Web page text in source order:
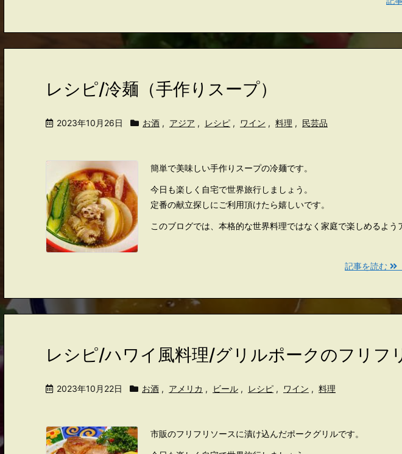
レシピ/冷麺（手作りスープ）
2023年10月26日 お酒 , アジア , レシピ , ワイン , 料理 , 民芸品
簡単で美味しい手作りスープの冷麺です。
今日も楽しく自宅で世界旅行しましょう。
定番の献立探しにご利用頂けたら嬉しいです。
このブログでは、本格的な世界料理ではなく家庭で楽しめるよう
記事を読む
レシピ/ハワイ風料理/グリルポークのフリフ
2023年10月22日 お酒 , アメリカ , ビール , レシピ , ワイン , 料理
市販のフリフリソースに漬け込んだポークグリルです。